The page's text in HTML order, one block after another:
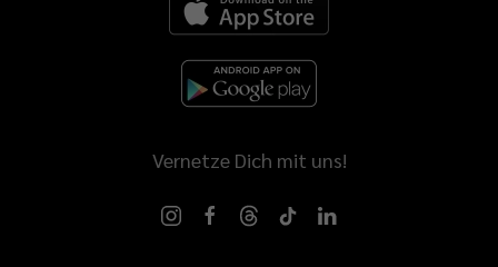
Vernetze Dich mit uns!